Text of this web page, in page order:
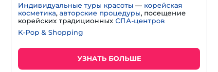
Индивидуальные туры красоты — корейская
косметика, авторские процедуры, посещение
корейских традиционных СПА-центров
K-Pop & Shopping
УЗНАТЬ БОЛЬШЕ